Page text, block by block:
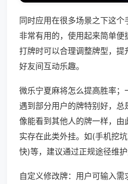
同时应用在很多场景之下这
非常有用的，使用起来简单
打牌时可以合理调整牌型，提
好友间互动乐趣。
微乐宁夏麻将怎么提高胜率；
遇到部分用户的牌特别好，总
像能看到其他人的牌一样，由
实存在此类外挂。如(手机挖
快)等，建议通过正规途径维护
自定义修改牌：用户可输入需